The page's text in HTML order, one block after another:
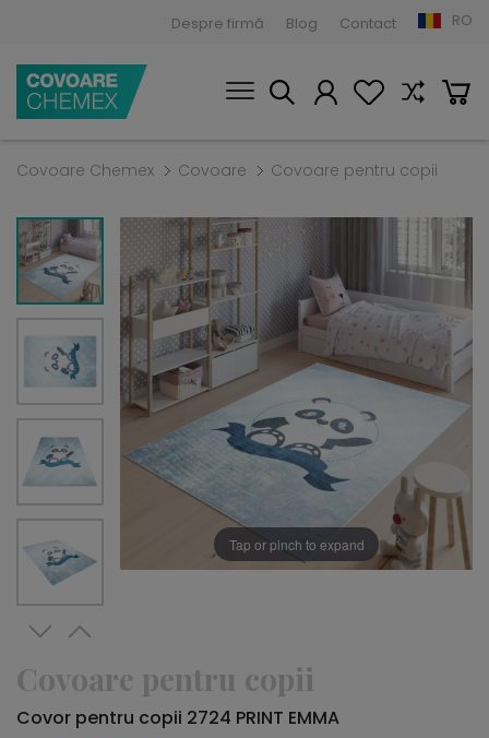
Despre firmă Blog Contact RO
Covoare Chemex Covoare Covoare pentru copii
Tap or pinch to expand
Covoare pentru copii
Covor pentru copii 2724 PRINT EMMA